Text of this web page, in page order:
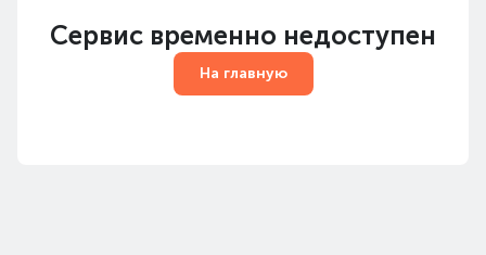
Сервис временно недоступен
На главную